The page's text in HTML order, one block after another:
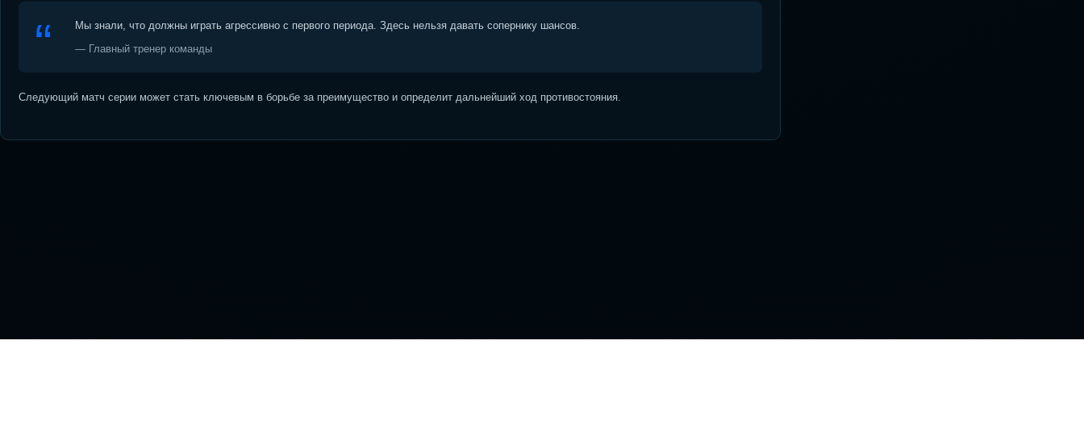
Мы знали, что должны играть агрессивно с первого периода. Здесь нельзя давать сопернику шансов.
— Главный тренер команды
Следующий матч серии может стать ключевым в борьбе за преимущество и определит дальнейший ход противостояния.